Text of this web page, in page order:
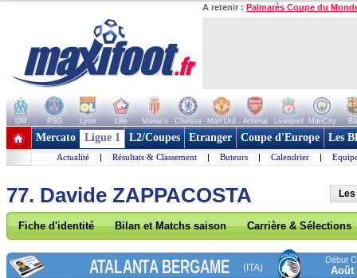
A retenir : Palmarès Coupe du
OM PSG Lyon Lille Monaco Chelsea Man Utd Arsenal Liverpool ManCity
+ de clubs
Mercato Ligue 1 L2/Coupes Etranger Coupe d'Europe Les
Actualité | Résultats & Classement | Buteurs | Calendrier |
77. Davide ZAPPACOSTA
Fiche d'identité Bilan et Matchs saison Carrière & Sélections
ATALANTA BERGAME (ITA)
Début
Août